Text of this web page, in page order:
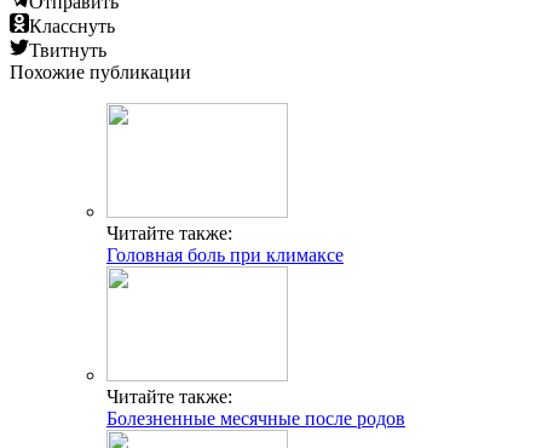
Класснуть
Твитнуть
Похожие публикации
Читайте также:
Головная боль при климаксе
Читайте также:
Болезненные месячные после родов